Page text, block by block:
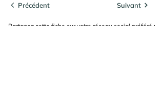
Précédent Suivant
Partagez cette fiche sur votre réseau social préféré :